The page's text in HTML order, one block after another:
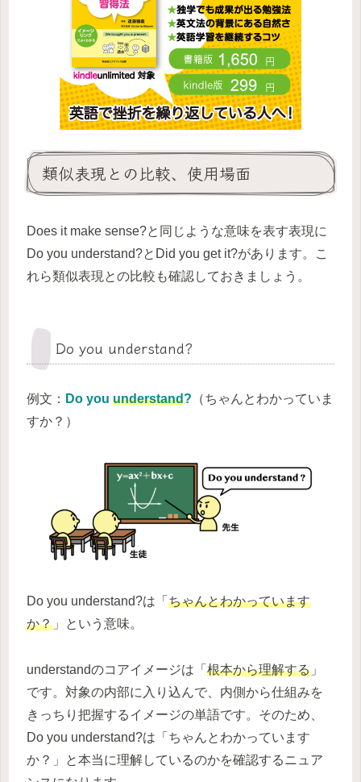
類似表現との比較、使用場面
Does it make sense?と同じような意味を表す表現に
Do you understand?とDid you get it?があります。こ
れら類似表現との比較も確認しておきましょう。
Do you understand?
例文： Do you understand? （ちゃんとわかっていま
すか？）
Do you understand?は「 ちゃんとわかっています
か？ 」という意味。
understandのコアイメージは「 根本から理解する 」
です。対象の内部に入り込んで、内側から仕組みを
きっちり把握するイメージの単語です。そのため、
Do you understand?は「ちゃんとわかっています
か？」と本当に理解しているのかを確認するニュア